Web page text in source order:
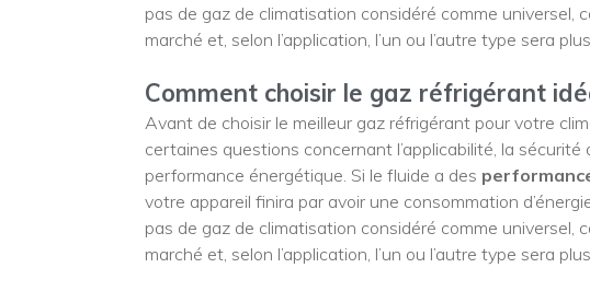
pas de gaz de climatisation considéré comme universel,
marché et, selon l’application, l’un ou l’autre type sera
Comment choisir le gaz réfrigérant
Avant de choisir le meilleur gaz réfrigérant pour votre
certaines questions concernant l’applicabilité, la
performance énergétique. Si le fluide a des
votre appareil finira par avoir une consommation
pas de gaz de climatisation considéré comme universel,
marché et, selon l’application, l’un ou l’autre type sera